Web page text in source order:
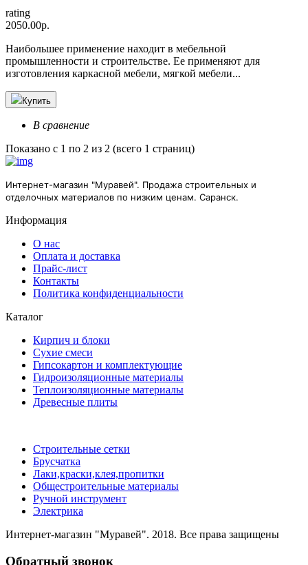
rating
2050.00р.
Наибольшее применение находит в мебельной
промышленности и строительстве. Ее применяют для
изготовления каркасной мебели, мягкой мебели...
Купить
В сравнение
Показано с 1 по 2 из 2 (всего 1 страниц)
Интернет-магазин "Муравей". Продажа строительных и
отделочных материалов по низким ценам. Саранск.
Информация
О нас
Оплата и доставка
Прайс-лист
Контакты
Политика конфиденциальности
Каталог
Кирпич и блоки
Сухие смеси
Гипсокартон и комплектующие
Гидроизоляционные материалы
Теплоизоляционные материалы
Древесные плиты
Строительные сетки
Брусчатка
Лаки,краски,клея,пропитки
Общестроительные материалы
Ручной инструмент
Электрика
Интернет-магазин "Муравей". 2018. Все права защищены
Обратный звонок